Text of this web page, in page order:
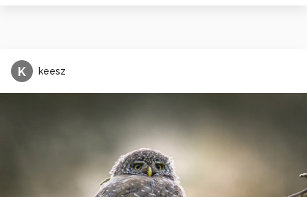
K keesz